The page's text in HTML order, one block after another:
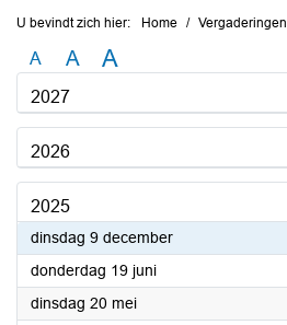
U bevindt zich hier: Home Vergaderingen
A A A
2027
2026
2025
dinsdag 9 december2025
donderdag 19 juni2025
dinsdag 20 mei2025